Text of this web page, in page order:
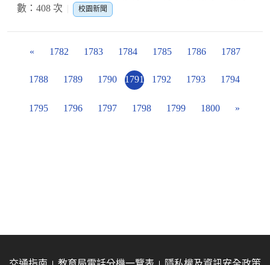
數：408 次
校園新聞
« 1782 1783 1784 1785 1786 1787
1788 1789 1790 1791 1792 1793 1794
1795 1796 1797 1798 1799 1800 »